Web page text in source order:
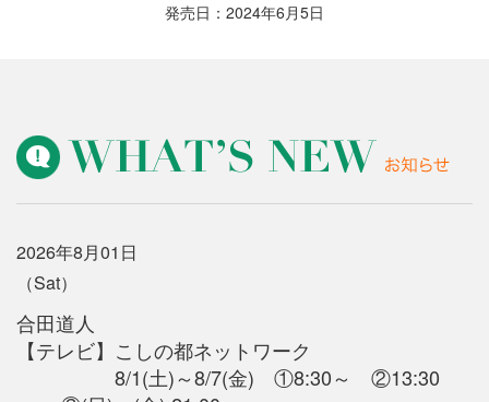
発売日：2024年6月5日
2026年8月01日
（Sat）
合田道人
【テレビ】 こしの都ネットワーク
8/1(土)～8/7(金) ①8:30～ ②13:30